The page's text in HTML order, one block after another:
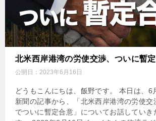
北米西岸港湾の労使交渉、ついに暫定
公開日： 2023年6月16日
どうもこんにちは、飯野です。 本日は、6
新聞の記事から、「北米西岸港湾の労使交
でついに暫定合意」についてお話していき